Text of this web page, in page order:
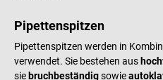
Pipettenspitzen
Pipettenspitzen werden in
verwendet. Sie bestehen aus
sie bruchbeständigsowie